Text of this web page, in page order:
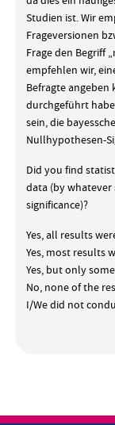
Studien ist. Wir
Frageversionen
Frage den Begriff
empfehlen wir,
Befragte angeben
durchgeführt
sein, die
Nullhypothesen-
Did you find
data (by
significance)?
Yes, all results
Yes, most results
Yes, but only
No, none of the
I/We did not